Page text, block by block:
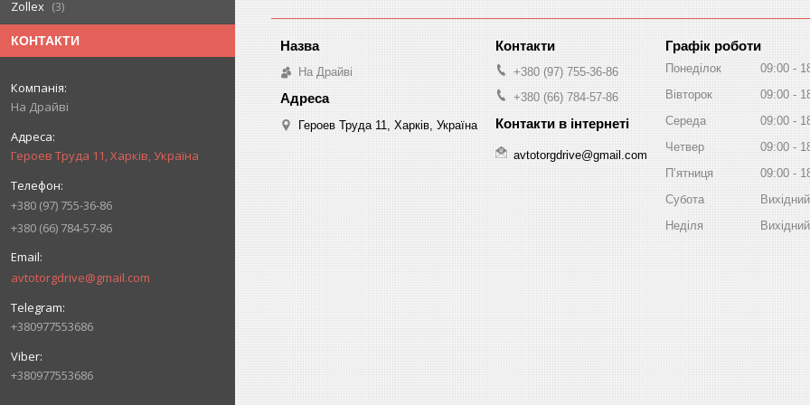
Zollex
3
КОНТАКТИ
На Драйві
Героев Труда 11, Харків, Україна
+380 (97) 755-36-86
+380 (66) 784-57-86
avtotorgdrive@gmail.com
+380977553686
+380977553686
На Драйві
Героев Труда 11, Харків, Україна
+380 (97) 755-36-86
+380 (66) 784-57-86
avtotorgdrive@gmail.com
Графік роботи
Понеділок 09:00
Вівторок
09:00
Середа
09:00
Четвер
09:00
Пʼятниця
09:00
Субота
Вихідний
Неділя
Вихідний